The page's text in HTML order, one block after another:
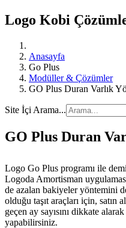
Logo Kobi
Anasayfa
Go Plus
Modüller & Çözümler
GO Plus Duran Varlık
Site İçi Arama...
GO Plus Duran
Logo Go Plus programı ile
Logoda Amortisman
de azalan bakiyeler yöntemini
olduğu taşıt araçları için, satın
geçen ay sayısını dikkate
yapabilirsiniz.